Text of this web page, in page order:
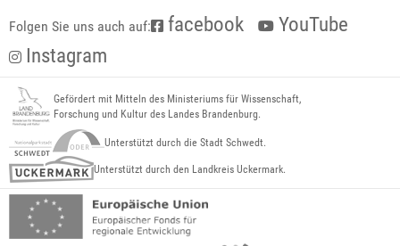
Folgen Sie uns auch auf: facebook
YouTube
Instagram
Gefördert mit Mitteln des Ministeriums für Wissenschaft,
Forschung und Kultur des Landes Brandenburg.
Unterstützt durch die Stadt Schwedt.
Unterstützt durch den Landkreis Uckermark.